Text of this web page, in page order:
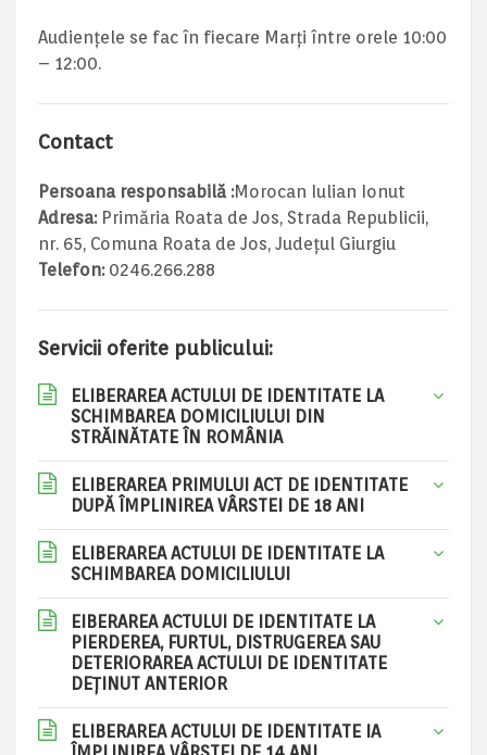
Audiențele se fac în fiecare Marți între orele 10:00
– 12:00.
Contact
Persoana responsabilă :Morocan Iulian Ionut
Adresa:Primăria Roata de Jos, Strada Republicii,
nr. 65, Comuna Roata de Jos, Județul Giurgiu
Telefon:0246.266.288
Servicii oferite publicului:
ELIBERAREA ACTULUI DE IDENTITATE LA
SCHIMBAREA DOMICILIULUI DIN
STRĂINĂTATE ÎN ROMÂNIA
ELIBERAREA PRIMULUI ACT DE IDENTITATE
DUPĂ ÎMPLINIREA VÂRSTEI DE 18 ANI
ELIBERAREA ACTULUI DE IDENTITATE LA
SCHIMBAREA DOMICILIULUI
EIBERAREA ACTULUI DE IDENTITATE LA
PIERDEREA, FURTUL, DISTRUGEREA SAU
DETERIORAREA ACTULUI DE IDENTITATE
DEŢINUT ANTERIOR
ELIBERAREA ACTULUI DE IDENTITATE IA